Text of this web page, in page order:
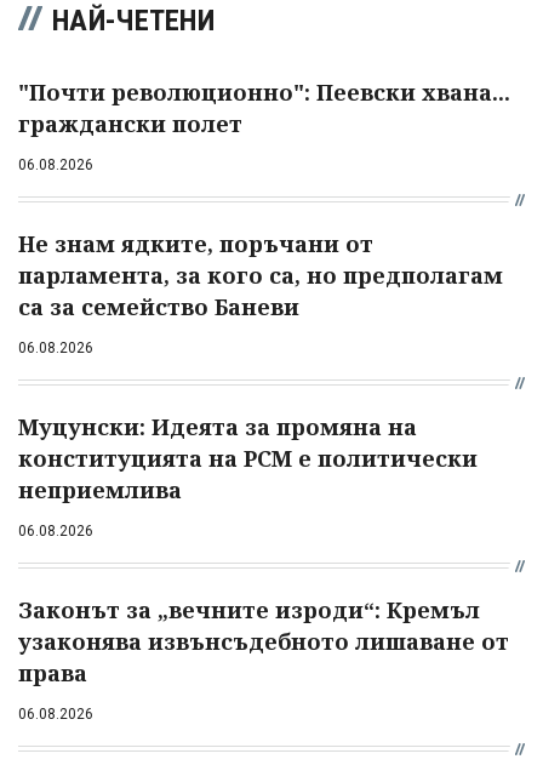
НАЙ-ЧЕТЕНИ
"Почти революционно": Пеевски хвана...
граждански полет
06.08.2026
Не знам ядките, поръчани от
парламента, за кого са, но предполагам
са за семейство Баневи
06.08.2026
Муцунски: Идеята за промяна на
конституцията на РСМ е политически
неприемлива
06.08.2026
Законът за „вечните изроди“: Кремъл
узаконява извънсъдебното лишаване от
права
06.08.2026